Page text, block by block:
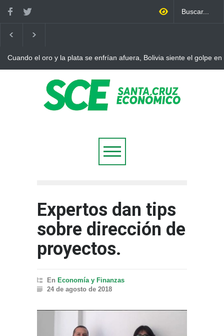
Bolivia rompe dos décadas de distancia con el FMI y pone a
Expertos dan tips
sobre dirección de
proyectos.
En Economía y Finanzas
24 de agosto de 2018